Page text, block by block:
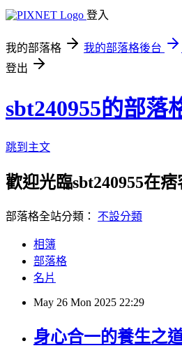
登入
我的部落格 我的部落格後台
登出
sbt240955的部落
跳到主文
歡迎光臨sbt240955在
部落格全站分類： 不設分類
相簿
部落格
名片
May 26 Mon 2025 22:29
身心合一的養生之